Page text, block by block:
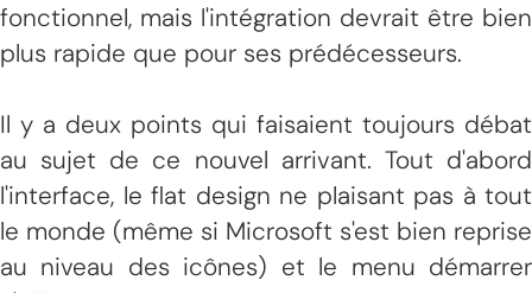
fonctionnel, mais l'intégration devrait être bien
plus rapide que pour ses prédécesseurs.
Il y a deux points qui faisaient toujours débat
au sujet de ce nouvel arrivant. Tout d'abord
l'interface, le flat design ne plaisant pas à tout
le monde (même si Microsoft s'est bien reprise
au niveau des icônes) et le menu démarrer